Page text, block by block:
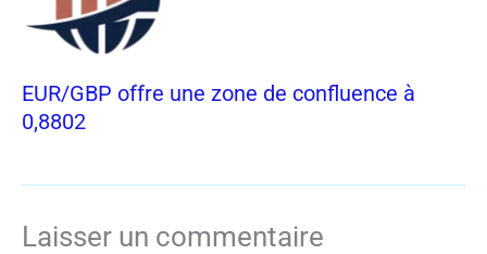
EUR/GBP offre une zone de confluence à
0,8802
Laisser un commentaire